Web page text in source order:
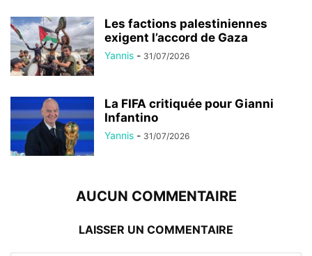
Les factions palestiniennes
exigent l’accord de Gaza
Yannis - 31/07/2026
La FIFA critiquée pour Gianni
Infantino
Yannis - 31/07/2026
AUCUN COMMENTAIRE
LAISSER UN COMMENTAIRE